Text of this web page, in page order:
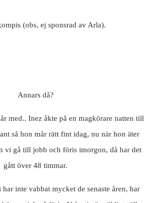
(obs, ej sponsrad av Arla).
Annars då?
med.. Inez åkte på en magkörare natten till
så hon mår rätt fint idag, nu när hon äter
vi gå till jobb och föris imorgon, då har det
gått över 48 timmar.
inte vabbat mycket de senaste åren, har